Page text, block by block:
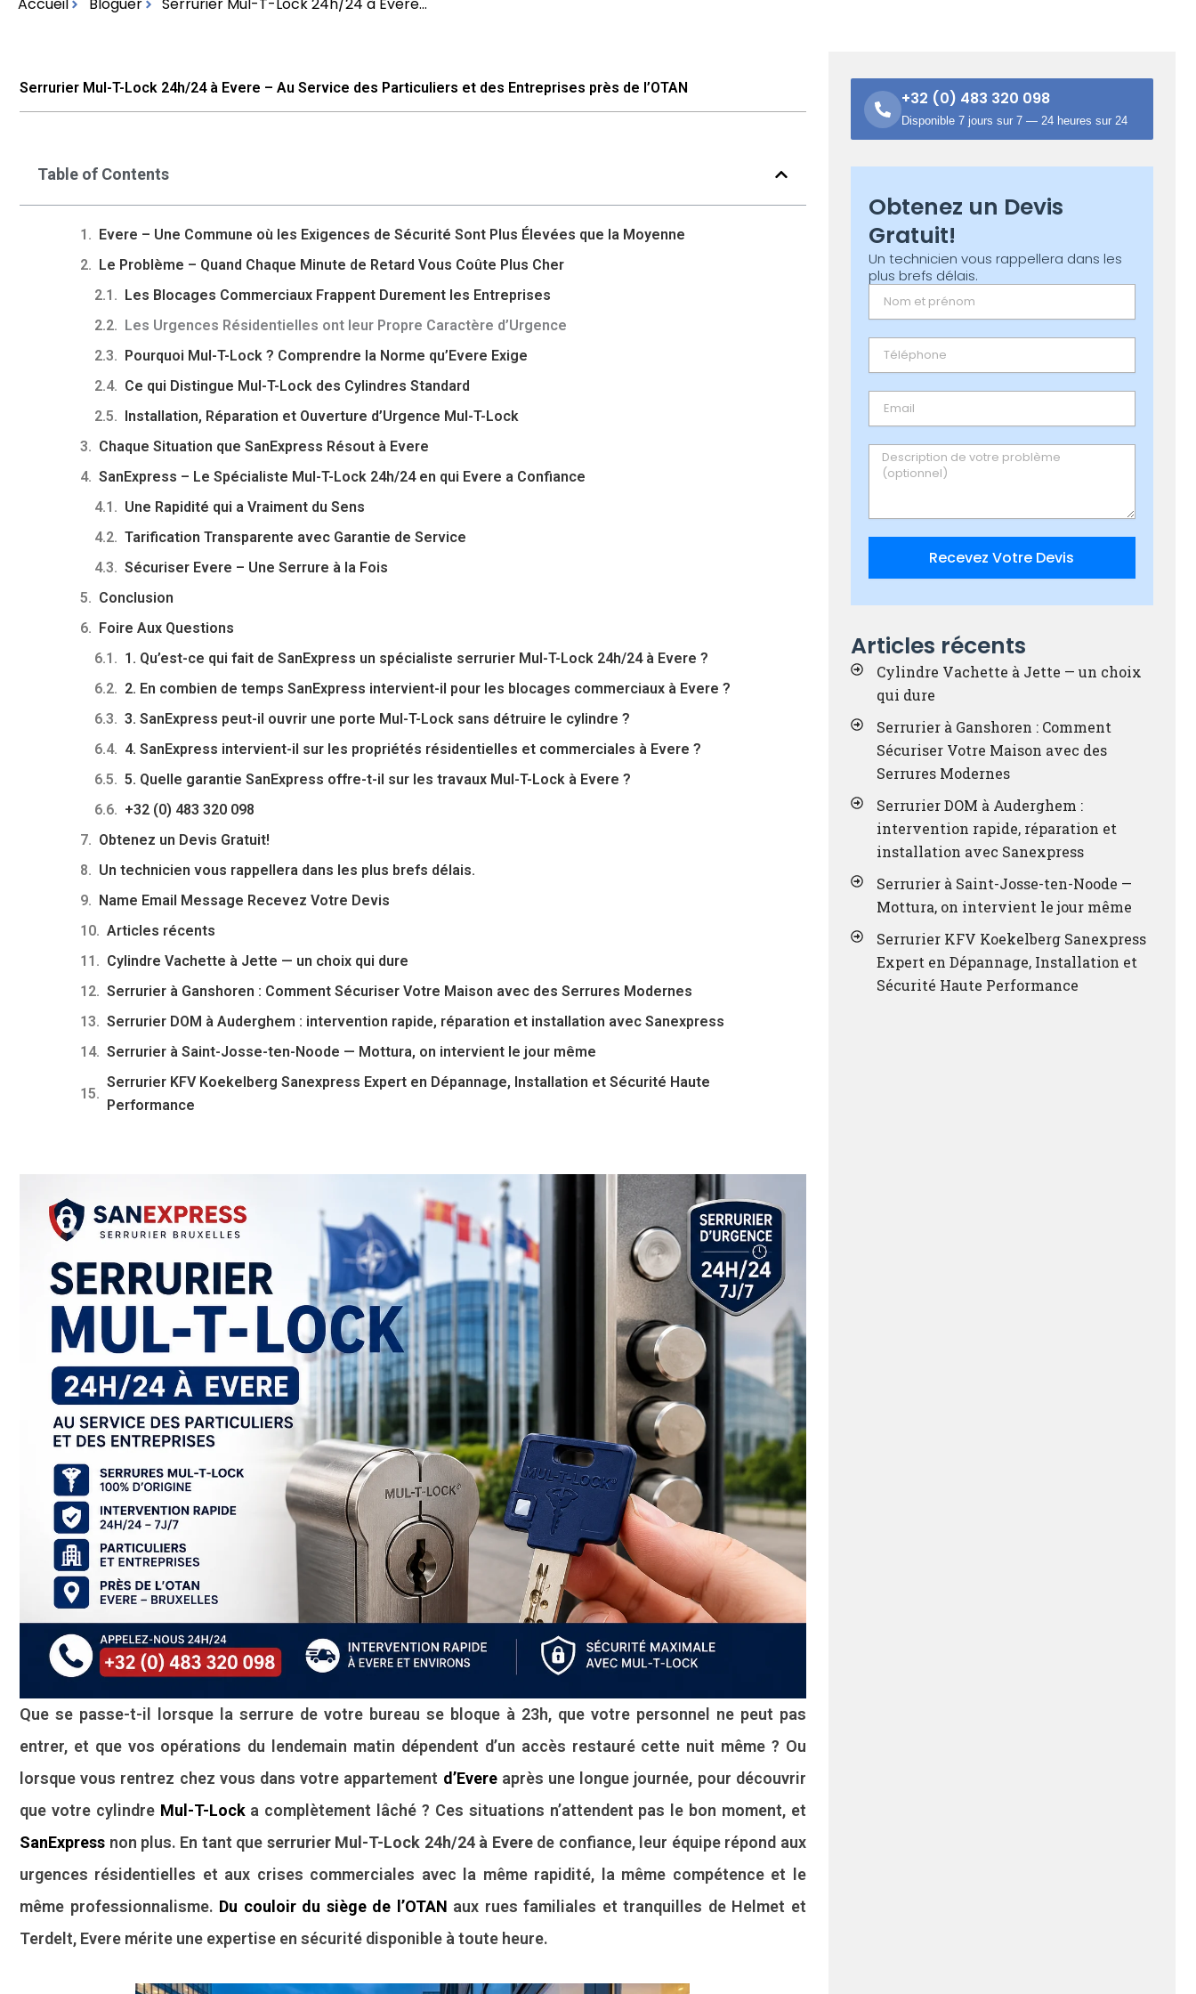
Serrurier Mul-T-Lock 24h/24 à Evere – Au Service des Particuliers et des Entreprises près de l’OTAN
Table of Contents
Evere – Une Commune où les Exigences de Sécurité Sont Plus Élevées que la Moyenne
Le Problème – Quand Chaque Minute de Retard Vous Coûte Plus Cher
Les Blocages Commerciaux Frappent Durement les Entreprises
Les Urgences Résidentielles ont leur Propre Caractère d’Urgence
Pourquoi Mul-T-Lock ? Comprendre la Norme qu’Evere Exige
Ce qui Distingue Mul-T-Lock des Cylindres Standard
Installation, Réparation et Ouverture d’Urgence Mul-T-Lock
Chaque Situation que SanExpress Résout à Evere
SanExpress – Le Spécialiste Mul-T-Lock 24h/24 en qui Evere a Confiance
Une Rapidité qui a Vraiment du Sens
Tarification Transparente avec Garantie de Service
Sécuriser Evere – Une Serrure à la Fois
Conclusion
Foire Aux Questions
1. Qu’est-ce qui fait de SanExpress un spécialiste serrurier Mul-T-Lock 24h/24 à Evere ?
2. En combien de temps SanExpress intervient-il pour les blocages commerciaux à Evere ?
3. SanExpress peut-il ouvrir une porte Mul-T-Lock sans détruire le cylindre ?
4. SanExpress intervient-il sur les propriétés résidentielles et commerciales à Evere ?
5. Quelle garantie SanExpress offre-t-il sur les travaux Mul-T-Lock à Evere ?
+32 (0) 483 320 098
Obtenez un Devis Gratuit!
Un technicien vous rappellera dans les plus brefs délais.
Name Email Message Recevez Votre Devis
Articles récents
Cylindre Vachette à Jette — un choix qui dure
Serrurier à Ganshoren : Comment Sécuriser Votre Maison avec des Serrures Modernes
Serrurier DOM à Auderghem : intervention rapide, réparation et installation avec Sanexpress
Serrurier à Saint-Josse-ten-Noode — Mottura, on intervient le jour même
Serrurier KFV Koekelberg Sanexpress Expert en Dépannage, Installation et Sécurité Haute
Performance
Que se passe-t-il lorsque la serrure de votre bureau se bloque à 23h, que votre personnel ne peut pas
entrer, et que vos opérations du lendemain matin dépendent d’un accès restauré cette nuit même ? Ou
lorsque vous rentrez chez vous dans votre appartement d’Evereaprès une longue journée, pour découvrir
que votre cylindre Mul-T-Locka complètement lâché ? Ces situations n’attendent pas le bon moment, et
SanExpress non plus. En tant que serrurier Mul-T-Lock 24h/24 à Everede confiance, leur équipe répond aux
urgences résidentielles et aux crises commerciales avec la même rapidité, la même compétence et le
même professionnalisme. Du couloir du siège de l’OTAN aux rues familiales et tranquilles de Helmet et
Terdelt, Evere mérite une expertise en sécurité disponible à toute heure.
+32 (0) 483 320 098
Disponible 7 jours sur 7 — 24 heures sur 24
Obtenez un Devis
Gratuit!
Un technicien vous rappellera dans les
plus brefs délais.
Message
Recevez Votre Devis
Articles récents
Cylindre Vachette à Jette — un choix
qui dure
Serrurier à Ganshoren : Comment
Sécuriser Votre Maison avec des
Serrures Modernes
Serrurier DOM à Auderghem :
intervention rapide, réparation et
installation avec Sanexpress
Serrurier à Saint-Josse-ten-Noode —
Mottura, on intervient le jour même
Serrurier KFV Koekelberg Sanexpress
Expert en Dépannage, Installation et
Sécurité Haute Performance